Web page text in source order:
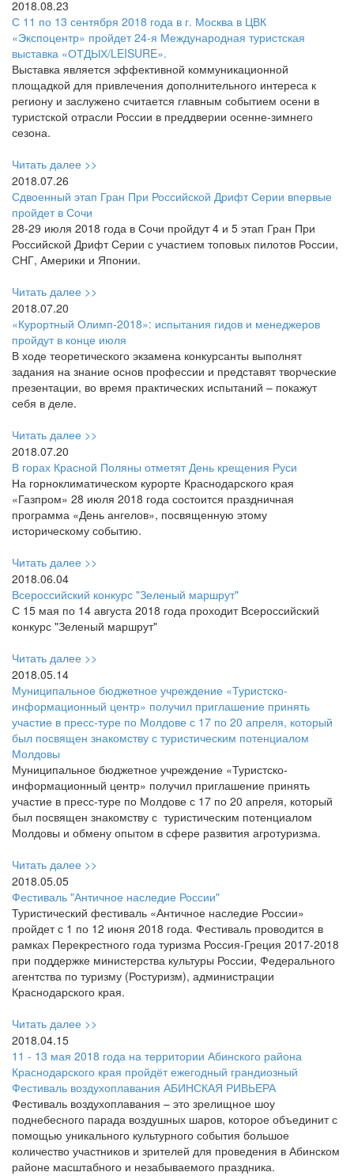
2018.08.23
С 11 по 13 сентября 2018 года в г. Москва в ЦВК
«Экспоцентр» пройдет 24-я Международная туристская
выставка «ОТДЫХ/LEISURE».
Выставка является эффективной коммуникационной
площадкой для привлечения дополнительного интереса к
региону и заслужено считается главным событием осени в
туристской отрасли России в преддверии осенне-зимнего
сезона.
Читать далее >>
2018.07.26
Сдвоенный этап Гран При Российской Дрифт Серии впервые
пройдет в Сочи
28-29 июля 2018 года в Сочи пройдут 4 и 5 этап Гран При
Российской Дрифт Серии с участием топовых пилотов России,
СНГ, Америки и Японии.
Читать далее >>
2018.07.20
«Курортный Олимп-2018»: испытания гидов и менеджеров
пройдут в конце июля
В ходе теоретического экзамена конкурсанты выполнят
задания на знание основ профессии и представят творческие
презентации, во время практических испытаний – покажут
себя в деле.
Читать далее >>
2018.07.20
В горах Красной Поляны отметят День крещения Руси
На горноклиматическом курорте Краснодарского края
«Газпром» 28 июля 2018 года состоится праздничная
программа «День ангелов», посвященную этому
историческому событию.
Читать далее >>
2018.06.04
Всероссийский конкурс "Зеленый маршрут"
С 15 мая по 14 августа 2018 года проходит Всероссийский
конкурс "Зеленый маршрут"
Читать далее >>
2018.05.14
Муниципальное бюджетное учреждение «Туристско-
информационный центр» получил приглашение принять
участие в пресс-туре по Молдове с 17 по 20 апреля, который
был посвящен знакомству с туристическим потенциалом
Молдовы
Муниципальное бюджетное учреждение «Туристско-
информационный центр» получил приглашение принять
участие в пресс-туре по Молдове с 17 по 20 апреля, который
был посвящен знакомству с туристическим потенциалом
Молдовы и обмену опытом в сфере развития агротуризма.
Читать далее >>
2018.05.05
Фестиваль "Античное наследие России"
Туристический фестиваль «Античное наследие России»
пройдет с 1 по 12 июня 2018 года. Фестиваль проводится в
рамках Перекрестного года туризма Россия-Греция 2017-2018
при поддержке министерства культуры России, Федерального
агентства по туризму (Ростуризм), администрации
Краснодарского края.
Читать далее >>
2018.04.15
11 - 13 мая 2018 года на территории Абинского района
Краснодарского края пройдёт ежегодный грандиозный
Фестиваль воздухоплавания АБИНСКАЯ РИВЬЕРА
Фестиваль воздухоплавания – это зрелищное шоу
поднебесного парада воздушных шаров, которое объединит с
помощью уникального культурного события большое
количество участников и зрителей для проведения в Абинском
районе масштабного и незабываемого праздника.